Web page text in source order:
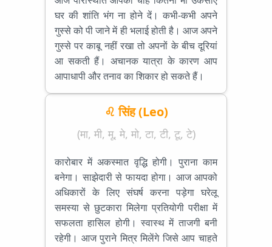
घर की शांति भंग ना होने दें। कभी-कभी अपने
गुस्से को पी जाने में ही भलाई होती है। आज अपने
गुस्से पर काबू नहीं रखा तो अपनों के बीच दूरियां
आ सकती हैं। अचानक यात्रा के कारण आप
आपाधापी और तनाव का शिकार हो सकते हैं।
♌ सिंह (Leo)
(मा, मी, मू, मे, मो, टा, टी, टू, टे)
कारोबार में अकस्मात वृद्धि होगी। पुराना काम
बनेगा। साझेदारी से फायदा होगा। आज आपको
अधिकारों के लिए संघर्ष करना पड़ेगा घरेलू
समस्या से छुटकारा मिलेगा प्रतियोगी परीक्षा में
सफलता हासिल होगी। स्वास्थ में ताजगी बनी
रहेगी। आज पुराने मित्र मिलेंगे जिसे आप चाहते